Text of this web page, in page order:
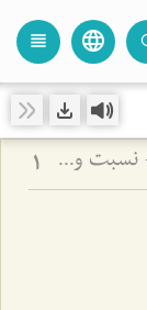
language
view_headline
لازمه قول به بساطت و صرافت وجود - نسبت وجود بسیط با تعینات و عالم کثرت 1